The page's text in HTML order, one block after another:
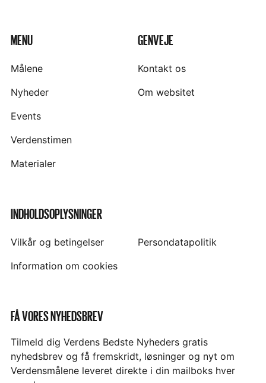
MENU
Målene
Nyheder
Events
Verdenstimen
Materialer
GENVEJE
Kontakt os
Om websitet
INDHOLDSOPLYSNINGER
Vilkår og betingelser
Persondatapolitik
Information om cookies
FÅ VORES NYHEDSBREV
Tilmeld dig Verdens Bedste Nyheders gratis
nyhedsbrev og få fremskridt, løsninger og nyt om
Verdensmålene leveret direkte i din mailboks hver